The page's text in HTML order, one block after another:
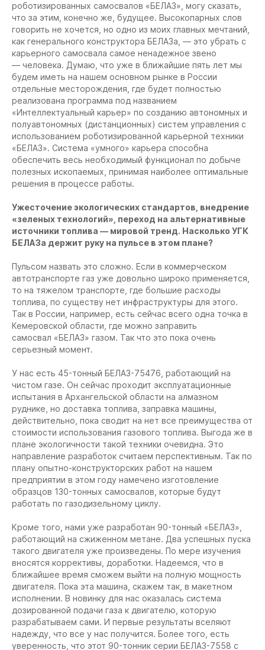
роботизированных самосвалов «БЕЛАЗ», могу сказать,
что за этим, конечно же, будущее. Высокопарных слов
говорить не хочется, но одно из моих главных мечтаний,
как генерального конструктора БЕЛАЗа, — это убрать с
карьерного самосвала самое ненадежное звено
— человека. Думаю, что уже в ближайшие пять лет мы
будем иметь на нашем основном рынке в России
отдельные месторождения, где будет полностью
реализована программа под названием
«Интеллектуальный карьер» по созданию автономных и
полуавтономных (дистанционных) систем управления с
использованием роботизированной карьерной техники
«БЕЛАЗ». Система «умного» карьера способна
обеспечить весь необходимый функционал по добыче
полезных ископаемых, принимая наиболее оптимальные
решения в процессе работы.
Ужесточение экологических стандартов, внедрение
«зеленых технологий», переход на альтернативные
источники топлива — мировой тренд. Насколько УГК
БЕЛАЗа держит руку на пульсе в этом плане?
Пульсом назвать это сложно. Если в коммерческом
автотранспорте газ уже довольно широко применяется,
то на тяжелом транспорте, где большие расходы
топлива, по существу нет инфраструктуры для этого.
Так в России, например, есть сейчас всего одна точка в
Кемеровской области, где можно заправить
самосвал «БЕЛАЗ» газом. Так что это пока очень
серьезный момент.
У нас есть 45-тонный БЕЛАЗ-75476, работающий на
чистом газе. Он сейчас проходит эксплуатационные
испытания в Архангельской области на алмазном
руднике, но доставка топлива, заправка машины,
действительно, пока сводит на нет все преимущества от
стоимости использования газового топлива. Выгода же в
плане экологичности такой техники очевидна. Это
направление разработок считаем перспективным. Так по
плану опытно-конструкторских работ на нашем
предприятии в этом году намечено изготовление
образцов 130-тонных самосвалов, которые будут
работать по газодизельному циклу.
Кроме того, нами уже разработан 90-тонный «БЕЛАЗ»,
работающий на сжиженном метане. Два успешных пуска
такого двигателя уже произведены. По мере изучения
вносятся коррективы, доработки. Надеемся, что в
ближайшее время сможем выйти на полную мощность
двигателя. Пока эта машина, скажем так, в макетном
исполнении. В новинку для нас оказалась система
дозированной подачи газа к двигателю, которую
разрабатываем сами. И первые результаты вселяют
надежду, что все у нас получится. Более того, есть
уверенность, что этот 90-тонник серии БЕЛАЗ-7558 с